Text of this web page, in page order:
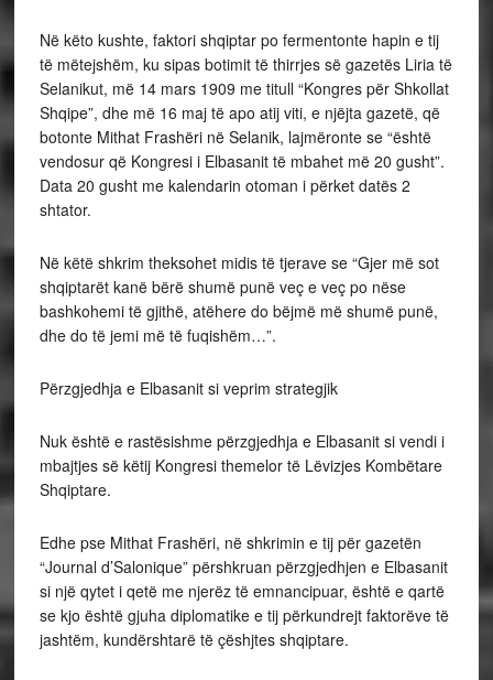
Në këto kushte, faktori shqiptar po fermentonte hapin e tij
të mëtejshëm, ku sipas botimit të thirrjes së gazetës Liria të
Selanikut, më 14 mars 1909 me titull “Kongres për Shkollat
Shqipe”, dhe më 16 maj të apo atij viti, e njëjta gazetë, që
botonte Mithat Frashëri në Selanik, lajmëronte se “është
vendosur që Kongresi i Elbasanit të mbahet më 20 gusht”.
Data 20 gusht me kalendarin otoman i përket datës 2
shtator.
Në këtë shkrim theksohet midis të tjerave se “Gjer më sot
shqiptarët kanë bërë shumë punë veç e veç po nëse
bashkohemi të gjithë, atëhere do bëjmë më shumë punë,
dhe do të jemi më të fuqishëm…”.
Përzgjedhja e Elbasanit si veprim strategjik
Nuk është e rastësishme përzgjedhja e Elbasanit si vendi i
mbajtjes së këtij Kongresi themelor të Lëvizjes Kombëtare
Shqiptare.
Edhe pse Mithat Frashëri, në shkrimin e tij për gazetën
“Journal d’Salonique” përshkruan përzgjedhjen e Elbasanit
si një qytet i qetë me njerëz të emnancipuar, është e qartë
se kjo është gjuha diplomatike e tij përkundrejt faktorëve të
jashtëm, kundërshtarë të çëshjtes shqiptare.